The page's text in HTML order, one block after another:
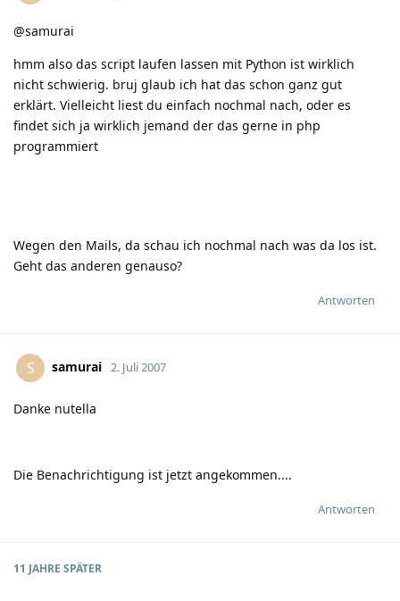
@samurai
hmm also das script laufen lassen mit Python ist wirklich
nicht schwierig. bruj glaub ich hat das schon ganz gut
erklärt. Vielleicht liest du einfach nochmal nach, oder es
findet sich ja wirklich jemand der das gerne in php
programmiert
Wegen den Mails, da schau ich nochmal nach was da los ist.
Geht das anderen genauso?
Antworten
S samurai 2. Juli 2007
Danke nutella
Die Benachrichtigung ist jetzt angekommen....
Antworten
11 JAHRE SPÄTER